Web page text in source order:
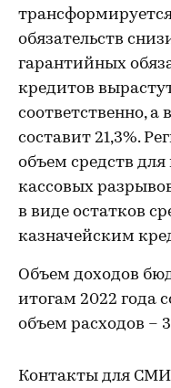
обязательств
гарантийных
кредитов
соответственно, а
составит 21,3%.
объем средств
кассовых
в виде остатков
казначейским
Объем доходов
итогам 2022 года
объем расходов –
Контакты для